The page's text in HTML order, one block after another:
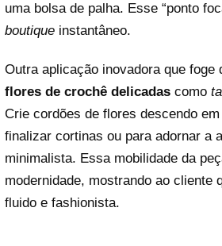
uma bolsa de palha. Esse “ponto
boutique instantâneo.
Outra aplicação inovadora que foge
flores de crochê delicadas como
Crie cordões de flores descendo
finalizar cortinas ou para adornar a
minimalista. Essa mobilidade da
modernidade, mostrando ao cliente
fluido e fashionista.